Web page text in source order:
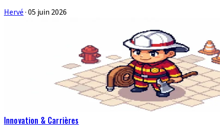
Hervé·05 juin 2026
Innovation & Carrières